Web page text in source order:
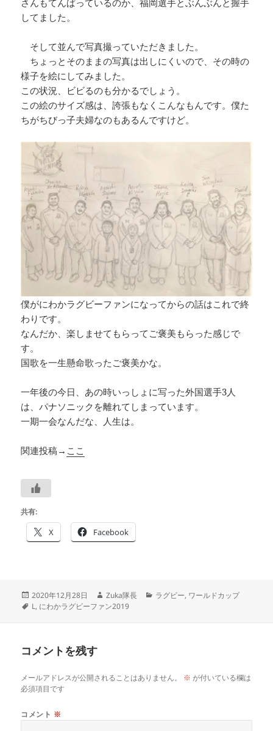
さんもてんぱっているのか、福岡選手とぶんぶんと握手
してました。
そして並んで写真撮っていただきました。
ちょっとそのままの写真は出しにくいので、その時の
様子を絵にしてみました。
この状況、ビビるのも分かるでしょう。
この絵のサイズ感は、誇張もなくこんなもんです。僕た
ちがちびっ子夫婦なのもあるんですけど。
僕がにわかラグビーファンになってからの話はこれで終
わりです。
なんだか、楽しませてもらってご褒美もらった感じで
す。
国歌を一生懸命歌ったご褒美かな。
一年後の今日、あの時いっしょに写った外国選手3人
は、パナソニックを離れてしまっています。
一期一会なんだな、人生は。
関連投稿→ ここ
共有:
X Facebook
投
稿
2020年12月28日
作
成
Zuka隊長
カ
ラグビー, ワールドカップ
タ
L, にわかラグビーファン2019
コメントを残す
メールアドレスが公開されることはありません。 ※ が付いている欄は
必須項目です
コメント ※